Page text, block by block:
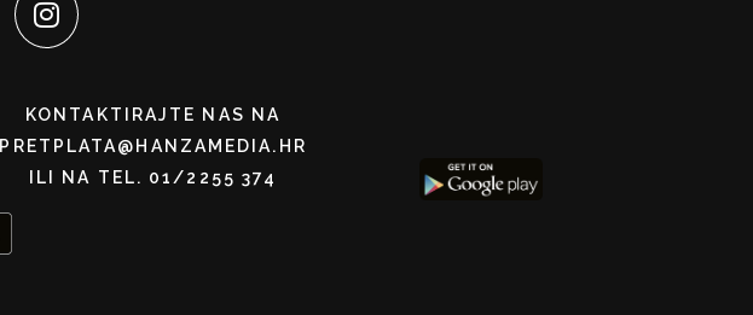
KONTAKTIRAJTE NAS NA
PRETPLATA@HANZAMEDIA.HR
ILI NA TEL. 01/2255 374